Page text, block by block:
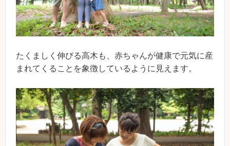
たくましく伸びる高木も、赤ちゃんが健康で元気に産
まれてくることを象徴しているように見えます。